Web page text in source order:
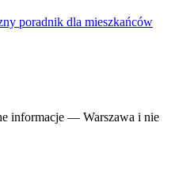
poradnik dla mieszkańców
informacje — Warszawa i nie